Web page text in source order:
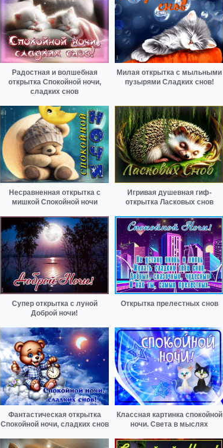
Радостная и волшебная
открытка Спокойной ночи,
сладких снов
Милая открытка с мыльными
пузырями Сладких снов!
Несравненная открытка с
мишкой Спокойной ночи
Игривая душевная гиф-
открытка Ласковых снов
Супер открытка с луной
Доброй ночи!
Открытка прелестных снов
Фантастическая открытка
Спокойной ночи, сладких снов
Классная картинка спокойной
ночи. Света в мыслях